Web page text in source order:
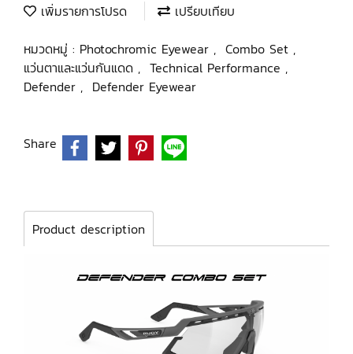
เพิ่มรายการโปรด
เปรียบเทียบ
หมวดหมู่ : Photochromic Eyewear , Combo Set ,
แว่นตาและแว่นกันแดด , Technical Performance ,
Defender , Defender Eyewear
Share
Product description